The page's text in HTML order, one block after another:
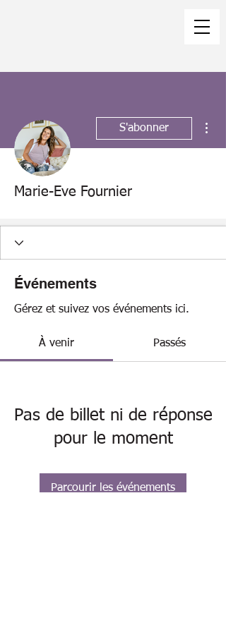
S'abonner
Marie-Eve Fournier
Événements
Gérez et suivez vos événements ici.
À venir Passés
Pas de billet ni de réponse
pour le moment
Parcourir les événements